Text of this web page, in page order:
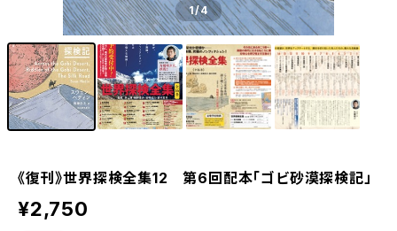
1/4
《復刊》世界探検全集12 第6回配本「ゴビ砂漠探検記」
¥2,750